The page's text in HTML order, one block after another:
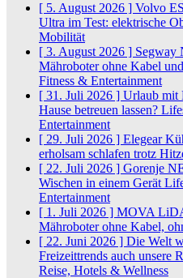
[ 5. August 2026 ] Volvo
Ultra im Test: elektrische
Mobilität
[ 3. August 2026 ] Segway
Mähroboter ohne Kabel
Fitness & Entertainment
[ 31. Juli 2026 ] Urlaub mit
Hause betreuen lassen?
Entertainment
[ 29. Juli 2026 ] Elegear
erholsam schlafen trotz
[ 22. Juli 2026 ] Gorenje
Wischen in einem Gerät
Entertainment
[ 1. Juli 2026 ] MOVA
Mähroboter ohne Kabel,
[ 22. Juni 2026 ] Die Welt
Freizeittrends auch unsere
Reise, Hotels & Wellness